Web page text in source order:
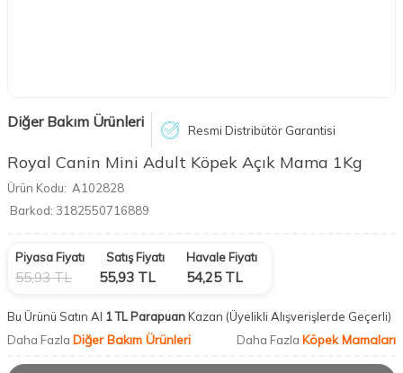
Diğer Bakım Ürünleri Resmi Distribütör Garantisi
Royal Canin Mini Adult Köpek Açık Mama 1Kg
Ürün Kodu: A102828
Barkod: 3182550716889
Piyasa Fiyatı
55,93TL
Satış Fiyatı
55,93 TL
Havale Fiyatı
54,25TL
Bu Ürünü Satın Al 1 TL ParapuanKazan (Üyelikli Alışverişlerde Geçerli)
Daha Fazla Diğer Bakım Ürünleri Daha Fazla Köpek Mamaları